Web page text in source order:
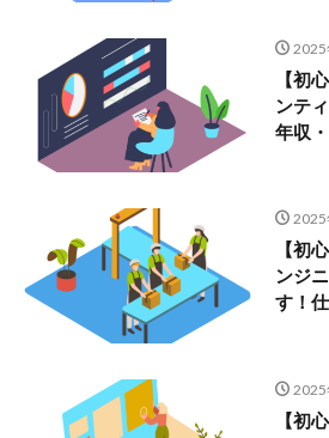
2025
【初
ンテ
年収
2025
【初
ンジ
す！
2025
【初